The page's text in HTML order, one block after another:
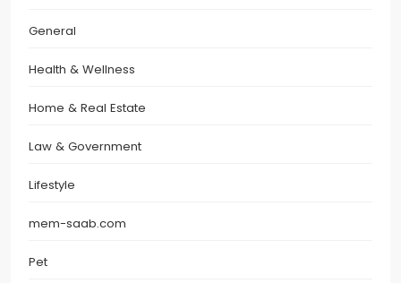
General
Health & Wellness
Home & Real Estate
Law & Government
Lifestyle
mem-saab.com
Pet